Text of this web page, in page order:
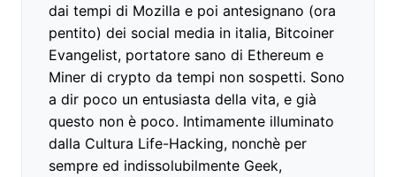
dai tempi di Mozilla e poi antesignano (ora
pentito) dei social media in italia, Bitcoiner
Evangelist, portatore sano di Ethereum e
Miner di crypto da tempi non sospetti. Sono
a dir poco un entusiasta della vita, e già
questo non è poco. Intimamente illuminato
dalla Cultura Life-Hacking, nonchè per
sempre ed indissolubilmente Geek,